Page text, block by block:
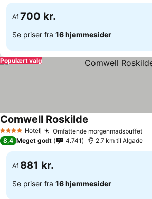
Af 700 kr.
Se priser fra 16 hjemmesider
Populært valg
4 StjernerHotel Omfattende morgenmadsbuffet
Comwell Roskilde
8,4 Meget godt 4.741 2.7 km til Algade
Af 881 kr.
Se priser fra 16 hjemmesider